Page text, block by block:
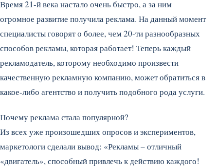
Время 21-й века настало очень быстро, а за ним
огромное развитие получила реклама. На данный момент
специалисты говорят о более, чем 20-ти разнообразных
способов рекламы, которая работает! Теперь каждый
рекламодатель, которому необходимо произвести
качественную рекламную компанию, может обратиться в
какое-либо агентство и получить подобного рода услуги.
Почему реклама стала популярной?
Из всех уже произошедших опросов и экспериментов,
маркетологи сделали вывод: «Рекламы – отличный
«двигатель», способный привлечь к действию каждого!